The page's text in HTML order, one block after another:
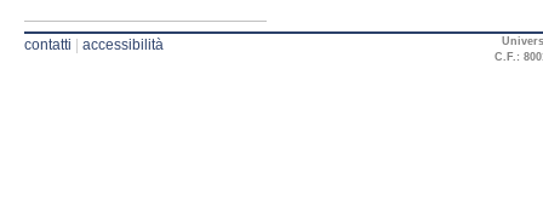
contatti | accessibilità
C.F.: